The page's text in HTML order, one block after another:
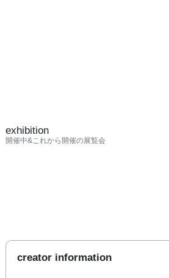
exhibition
開催中&これから開催の展覧会
creator information